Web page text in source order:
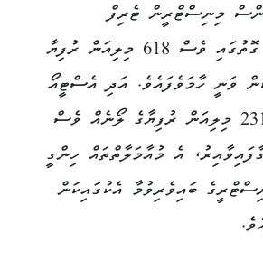
މިނިސްޓްރީން ޓެރިފް
އެޑްވާންސްގެ ގޮތުގައި ވެސް 618 މިލިއަން ރުފިޔާ
ވަނީ ހާމަވެފައެވެ. އަދި އެސްޓީއޯ
މެދުވެރިކޮށް 231 މިލިއަން ރުފިޔާގެ ލޯނެއް ވެސް
އެ މުއާމަލާތްތައް ހިންގީ
ބައިވެރިވުމާ އެކުގައިކަން